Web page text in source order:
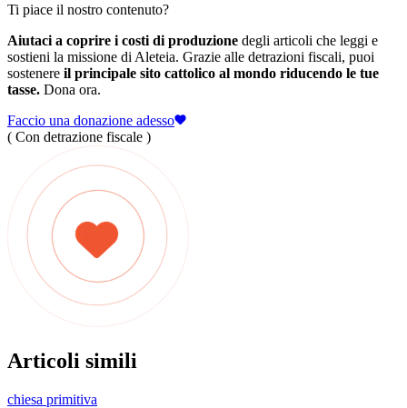
Ti piace il nostro contenuto?
Aiutaci a coprire i costi di produzione degli articoli che leggi e
sostieni la missione di Aleteia. Grazie alle detrazioni fiscali, puoi
sostenere il principale sito cattolico al mondo riducendo le tue
tasse. Dona ora.
Faccio una donazione adesso
( Con detrazione fiscale )
Articoli simili
chiesa primitiva